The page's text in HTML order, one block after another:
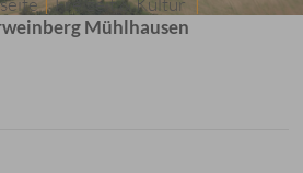
Mühlhausen